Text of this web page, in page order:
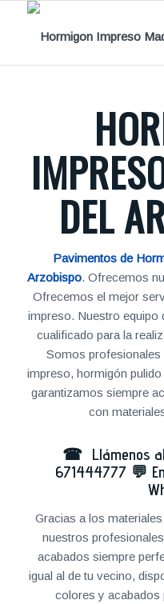
DEL
Pavimentos de
Arzobispo. Ofrecemos
Ofrecemos el mejor
impreso. Nuestro equipo
cualificado para la
Somos profesionales
impreso, hormigón
garantizamos siempre
con
☎ Llámenos al
671444777 💬
Gracias a los
nuestros
acabados siempre
igual al de tu vecino,
colores y acabados